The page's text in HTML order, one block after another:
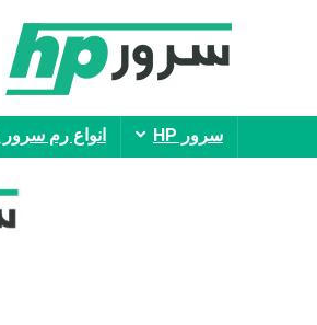
سرور HP انواع رم سرور HP